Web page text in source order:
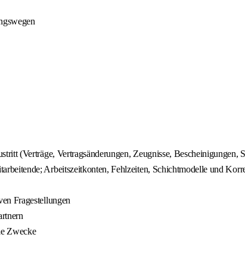
(Verträge, Vertragsänderungen, Zeugnisse, Bescheinigungen,
Arbeitszeitkonten, Fehlzeiten, Schichtmodelle und
Fragestellungen
Zwecke